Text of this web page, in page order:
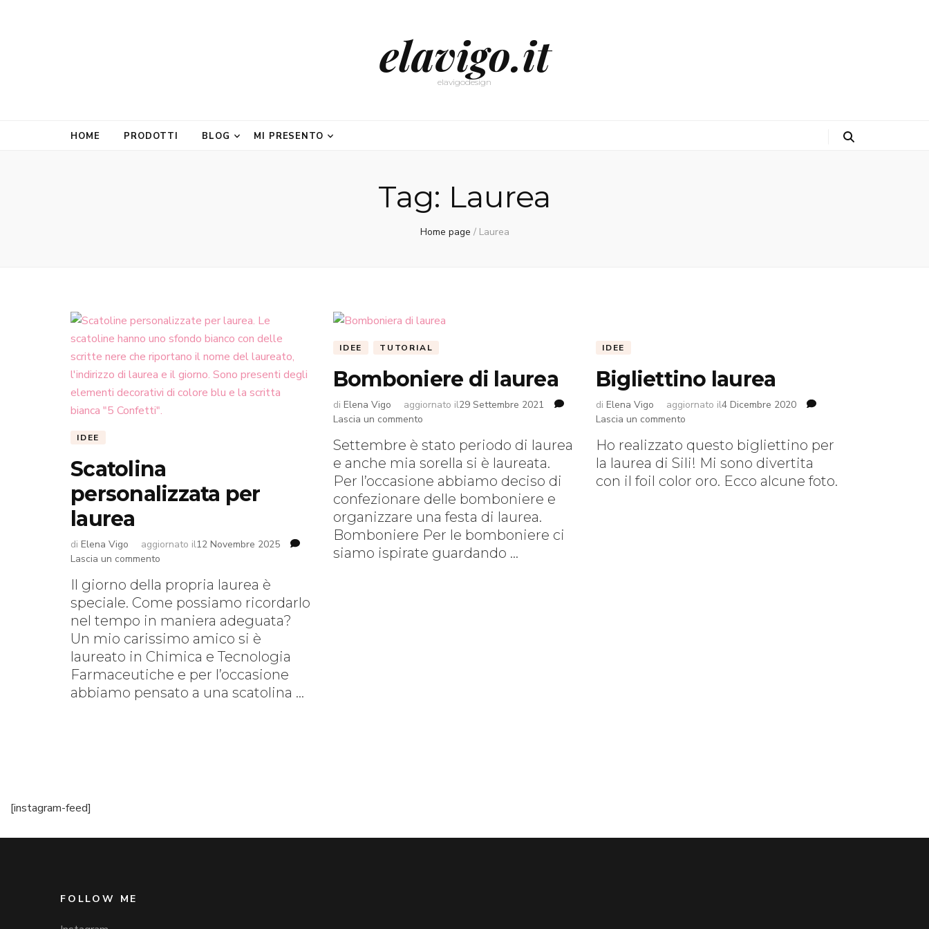
elavigo.it
elavigodesign
HOME PRODOTTI BLOG MI PRESENTO
Tag: Laurea
Home page / Laurea
IDEE
Scatolina
personalizzata per
laurea
di Elena Vigo aggiornato il12 Novembre 2025
Lascia un commento
personalizzata
per
laurea
Il giorno della propria laurea è
speciale. Come possiamo ricordarlo
nel tempo in maniera adeguata?
Un mio carissimo amico si è
laureato in Chimica e Tecnologia
Farmaceutiche e per l’occasione
abbiamo pensato a una scatolina …
IDEE TUTORIAL
Bomboniere di laurea
di Elena Vigo aggiornato il29 Settembre 2021
Lascia un commentosu
di
laurea
Settembre è stato periodo di laurea
e anche mia sorella si è laureata.
Per l’occasione abbiamo deciso di
confezionare delle bomboniere e
organizzare una festa di laurea.
Bomboniere Per le bomboniere ci
siamo ispirate guardando …
IDEE
Bigliettino laurea
di Elena Vigo aggiornato il4 Dicembre 2020
Lascia un commentosu
laurea
Ho realizzato questo bigliettino per
la laurea di Sili! Mi sono divertita
con il foil color oro. Ecco alcune foto.
[instagram-feed]
FOLLOW ME